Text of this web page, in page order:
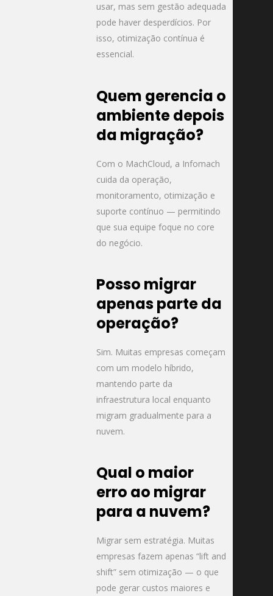
usar, mas sem gestão adequada
pode haver desperdícios. Por
isso, otimização contínua é
essencial.
Quem gerencia o
ambiente depois
da migração?
Com o MachCloud, a Infomach
cuida da operação,
monitoramento, otimização e
suporte contínuo — permitindo
que sua equipe foque no core
do negócio.
Posso migrar
apenas parte da
operação?
Sim. Muitas empresas começam
com um modelo híbrido,
mantendo parte da
infraestrutura local enquanto
migram gradualmente para a
nuvem.
Qual o maior
erro ao migrar
para a nuvem?
Migrar sem estratégia. Muitas
empresas fazem apenas “lift and
shift” sem otimização — o que
pode gerar custos maiores e